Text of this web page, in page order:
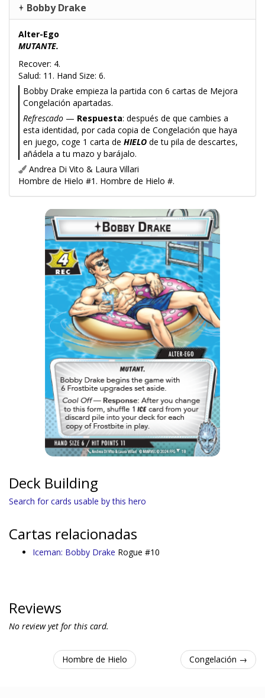
Bobby Drake
Alter-Ego
MUTANTE.
Recover: 4.
Salud: 11. Hand Size: 6.
Bobby Drake empieza la partida con 6 cartas de Mejora
Congelación apartadas.
Refrescado — Respuesta: después de que cambies a
esta identidad, por cada copia de Congelación que haya
en juego, coge 1 carta de HIELO de tu pila de descartes,
añádela a tu mazo y barájalo.
Andrea Di Vito & Laura Villari
Hombre de Hielo #1. Hombre de Hielo #.
Deck Building
Search for cards usable by this hero
Cartas relacionadas
Iceman: Bobby Drake Rogue #10
Reviews
No review yet for this card.
Hombre de Hielo Congelación →